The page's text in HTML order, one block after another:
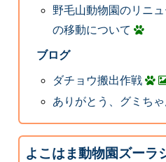
野毛山動物園のリニ
の移動について
ブログ
ダチョウ搬出作戦
ありがとう、グミちゃ
よこはま動物園ズーラ